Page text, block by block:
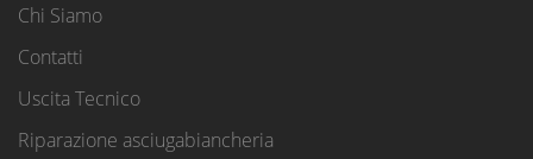
Chi Siamo
Contatti
Uscita Tecnico
Riparazione asciugabiancheria